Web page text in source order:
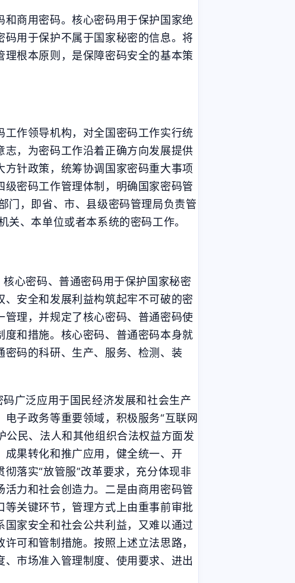
6篇 5篇
三月 2025
2篇
二月 2025
1篇
六月 2024
3篇
五月 2024
3篇
十二月 2023
1篇
十一月 2023
1篇
三月 2023
1
十一月 2022
1
商用密码。核心密码用于保护国家绝
用于保护不属于国家秘密的信息。将
根本原则，是保障密码安全的基本策
作领导机构，对全国密码工作实行统
，为密码工作沿着正确方向发展提供
针政策，统筹协调国家密码重大事项
密码工作管理体制，明确国家密码管
门，即省、市、县级密码管理局负责管
、本单位或者本系统的密码工作。
心密码、普通密码用于保护国家秘密
安全和发展利益构筑起牢不可破的密
理，并规定了核心密码、普通密码使
和措施。核心密码、普通密码本身就
码的科研、生产、服务、检测、装
广泛应用于国民经济发展和社会生产
子政务等重要领域，积极服务“互联网
民、法人和其他组织合法权益方面发
果转化和推广应用，健全统一、开
落实“放管服”改革要求，充分体现非
力和社会创造力。二是由商用密码管
关键环节，管理方式上由重事前审批
家安全和社会公共利益，又难以通过
可和管制措施。按照上述立法思路，
市场准入管理制度、使用要求、进出